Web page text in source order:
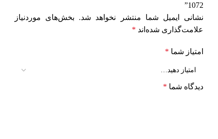
1072”
نشانی ایمیل شما منتشر نخواهد شد.
بخش‌های موردنیاز
علامت‌گذاری شده‌اند *
امتیاز شما *
دیدگاه شما *